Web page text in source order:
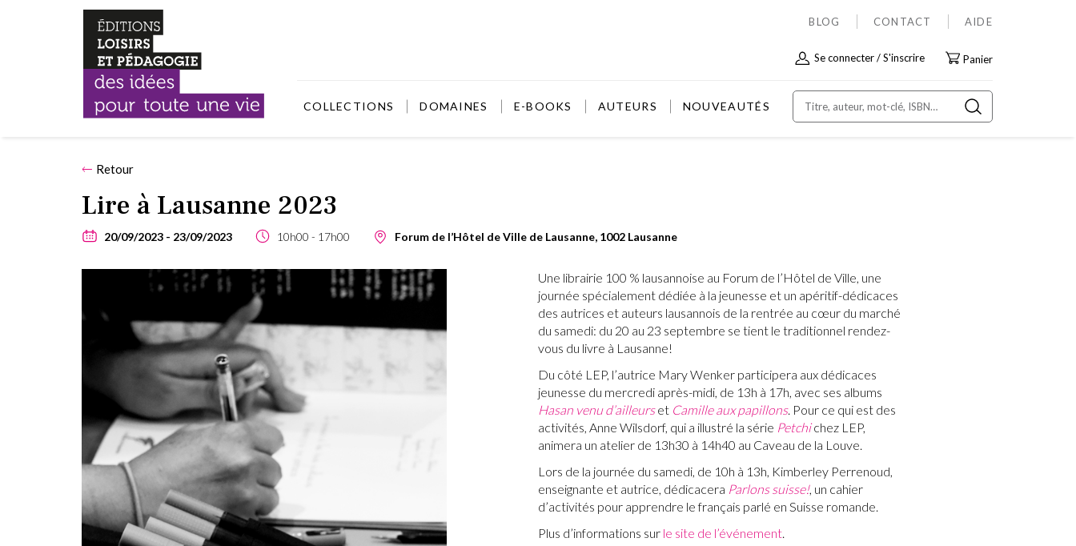
BLOG CONTACT AIDE
Allez
contenu
Se connecter S'inscrire Panier
COLLECTIONS DOMAINES E-BOOKS AUTEURS NOUVEAUTÉS
Retour
Lire à Lausanne 2023
20/09/2023 23/09/2023 10h00 17h00 Forum de l’Hôtel de Ville de Lausanne, 1002 Lausanne
Une librairie 100 % lausannoise au Forum de l’Hôtel de Ville, une
journée spécialement dédiée à la jeunesse et un apéritif-dédicaces
des autrices et auteurs lausannois de la rentrée au cœur du marché
du samedi: du 20 au 23 septembre se tient le traditionnel rendez-
vous du livre à Lausanne!
Du côté LEP, l’autrice Mary Wenker participera aux dédicaces
jeunesse du mercredi après-midi, de 13h à 17h, avec ses albums
Hasan venu d’ailleurset Camille aux papillons. Pour ce qui est des
activités, Anne Wilsdorf, qui a illustré la série Petchichez LEP,
animera un atelier de 13h30 à 14h40 au Caveau de la Louve.
Lors de la journée du samedi, de 10h à 13h, Kimberley Perrenoud,
enseignante et autrice, dédicacera Parlons suisse!, un cahier
d’activités pour apprendre le français parlé en Suisse romande.
Plus d’informations sur le site de l’événement.